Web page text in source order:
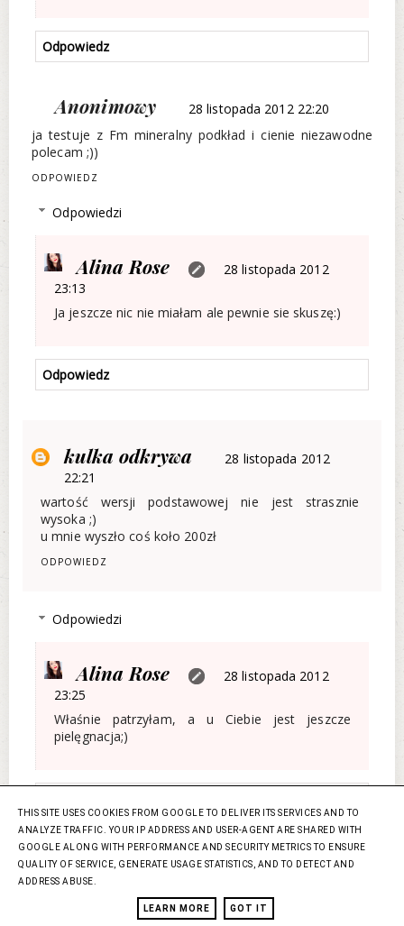
Odpowiedz
Anonimowy
28 listopada 2012 22:20
ja testuje z Fm mineralny podkład i cienie niezawodne
polecam ;))
ODPOWIEDZ
Odpowiedzi
Alina Rose
28 listopada 2012
23:13
Ja jeszcze nic nie miałam ale pewnie sie skuszę:)
Odpowiedz
kulka odkrywa
28 listopada 2012
22:21
wartość wersji podstawowej nie jest strasznie
wysoka ;)
u mnie wyszło coś koło 200zł
ODPOWIEDZ
Odpowiedzi
Alina Rose
28 listopada 2012
23:25
Właśnie patrzyłam, a u Ciebie jest jeszcze
pielęgnacja;)
pentoxyfilina
28 listopada 2012 22:24
Rynkowa wartość kosmetyków jakie używam codziennie
do makijażu to 354,9. Sprawę przedraża podkład Vichy
Aera Teint, który kosztuje z 90 zł, do tego rozświetlacz
THIS SITE USES COOKIES FROM GOOGLE TO DELIVER ITS SERVICES AND TO
ANALYZE TRAFFIC. YOUR IP ADDRESS AND USER-AGENT ARE SHARED WITH
GOOGLE ALONG WITH PERFORMANCE AND SECURITY METRICS TO ENSURE
QUALITY OF SERVICE, GENERATE USAGE STATISTICS, AND TO DETECT AND
ADDRESS ABUSE.
LEARN MORE GOT IT